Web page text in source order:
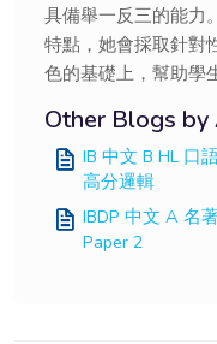
具備舉一反三的能力
特點，她會採取針對
色的基礎上，幫助學
Other Blogs by
IB 中文 B HL 口
高分邏輯
IBDP 中文 A 名
Paper 2